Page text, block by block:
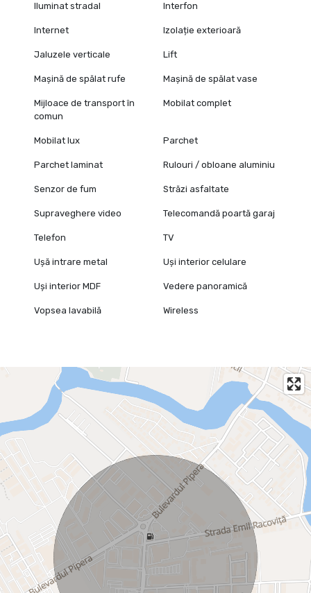
Iluminat stradal Interfon
Internet Izolație exterioară
Jaluzele verticale Lift
Mașină de spălat rufe Mașină de spălat vase
Mijloace de transport în
comun
Mobilat complet
Mobilat lux Parchet
Parchet laminat Rulouri / obloane aluminiu
Senzor de fum Străzi asfaltate
Supraveghere video Telecomandă poartă garaj
Telefon TV
Ușă intrare metal Uși interior celulare
Uși interior MDF Vedere panoramică
Vopsea lavabilă Wireless